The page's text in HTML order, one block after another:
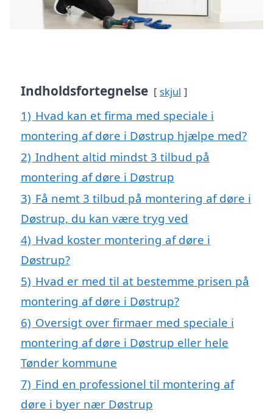
Indholdsfortegnelse skjul
1) Hvad kan et firma med speciale i
montering af døre i Døstrup hjælpe med?
2) Indhent altid mindst 3 tilbud på
montering af døre i Døstrup
3) Få nemt 3 tilbud på montering af døre i
Døstrup, du kan være tryg ved
4) Hvad koster montering af døre i
Døstrup?
5) Hvad er med til at bestemme prisen på
montering af døre i Døstrup?
6) Oversigt over firmaer med speciale i
montering af døre i Døstrup eller hele
Tønder kommune
7) Find en professionel til montering af
døre i byer nær Døstrup